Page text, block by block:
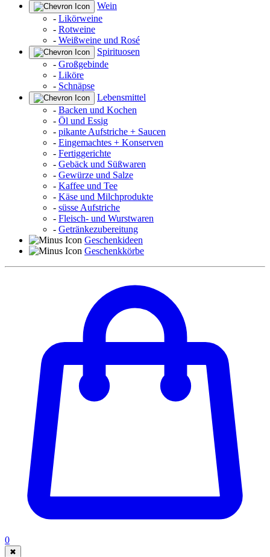
Wein
- Likörweine
- Rotweine
- Weißweine und Rosé
Spirituosen
- Großgebinde
- Liköre
- Schnäpse
Lebensmittel
- Backen und Kochen
- Öl und Essig
- pikante Aufstriche + Saucen
- Eingemachtes + Konserven
- Fertiggerichte
- Gebäck und Süßwaren
- Gewürze und Salze
- Kaffee und Tee
- Käse und Milchprodukte
- süsse Aufstriche
- Fleisch- und Wurstwaren
- Getränkezubereitung
Geschenkideen
Geschenkkörbe
0
✖